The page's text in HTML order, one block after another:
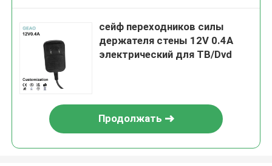
сейф переходников силы
держателя стены 12V 0.4A
электрический для ТВ/Dvd
Продолжать